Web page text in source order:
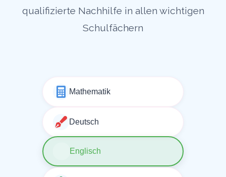
qualifizierte Nachhilfe in allen wichtigen
Schulfächern
Mathematik
Deutsch
Englisch